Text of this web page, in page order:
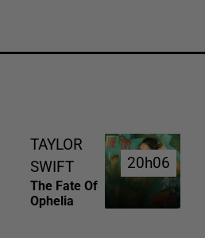
TAYLOR
SWIFT
The Fate Of
Ophelia
20h06
20h06